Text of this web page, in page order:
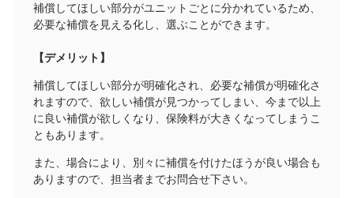
補償してほしい部分がユニットごとに分かれているため、
必要な補償を見える化し、選ぶことができます。
【デメリット】
補償してほしい部分が明確化され、必要な補償が明確化さ
れますので、欲しい補償が見つかってしまい、今まで以上
に良い補償が欲しくなり、保険料が大きくなってしまうこ
ともあります。
また、場合により、別々に補償を付けたほうが良い場合も
ありますので、担当者までお問合せ下さい。